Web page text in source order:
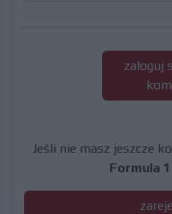
zaloguj
Jeśli nie masz jeszcze
Formula